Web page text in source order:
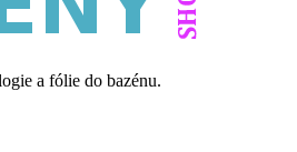
a fólie do bazénu.